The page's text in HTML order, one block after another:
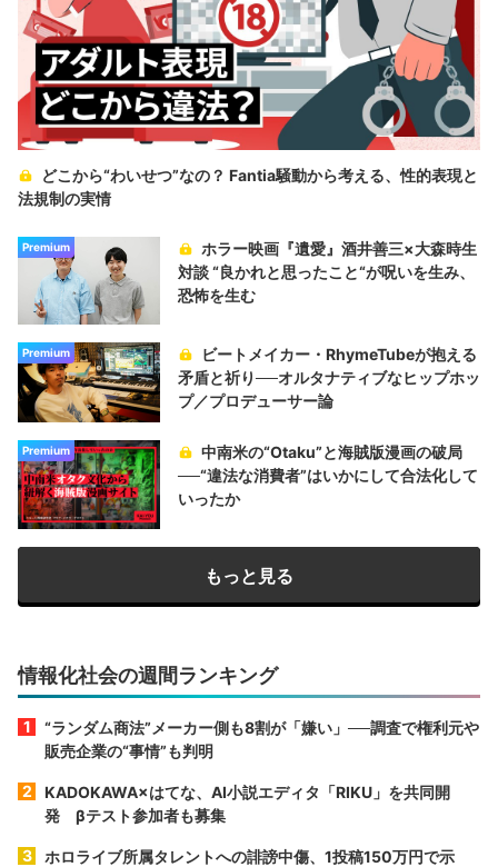
どこから“わいせつ”なの？ Fantia騒動から考える、性的表現と
法規制の実情
Premium
ホラー映画『遺愛』酒井善三×大森時生
対談 “良かれと思ったこと“が呪いを生み、
恐怖を生む
Premium
ビートメイカー・RhymeTubeが抱える
矛盾と祈り──オルタナティブなヒップホッ
プ／プロデューサー論
Premium
中南米の“Otaku”と海賊版漫画の破局
──“違法な消費者”はいかにして合法化して
いったか
もっと見る
情報化社会の週間ランキング
“ランダム商法”メーカー側も8割が「嫌い」──調査で権利元や
販売企業の“事情”も判明
KADOKAWA×はてな、AI小説エディタ「RIKU」を共同開
発 βテスト参加者も募集
ホロライブ所属タレントへの誹謗中傷、1投稿150万円で示